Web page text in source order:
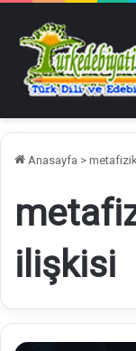
Anasayfa >
ilişkisi